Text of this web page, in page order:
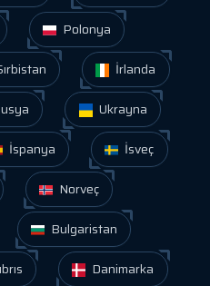
Polonya
İrlanda
Ukrayna
İspanya
İsveç
Norveç
Bulgaristan
Danimarka